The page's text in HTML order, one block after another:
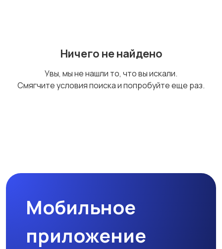
Ничего не найдено
Увы, мы не нашли то, что вы искали.
Смягчите условия поиска и попробуйте еще раз.
Мобильное
приложение